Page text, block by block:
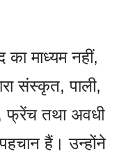
का माध्यम नहीं,
संस्कृत, पाली,
फ्रेंच तथा अवधी
हैं। उन्होंने